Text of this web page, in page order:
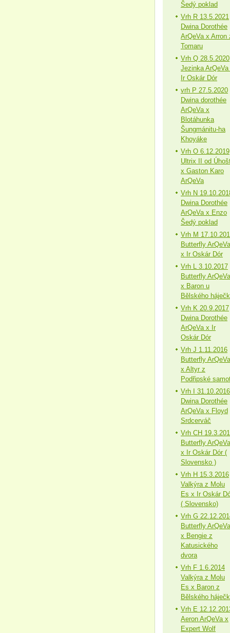
Šedý poklad
Vrh R 13.5.2021
Dwina Dorothée
ArQeVa x Arron
Tomaru
Vrh Q 28.5.2020
Jezinka ArQeVa
Ir Oskár Dór
vrh P 27.5.2020
Dwina dorothée
ArQeVa x
Blotáhunka
Šungmánitu-ha
Khoyáke
Vrh O 6.12.2019
Ultrix II od
x Gaston Karo
ArQeVa
Vrh N
Dwina Dorothée
ArQeVa x Enzo
Šedý poklad
Vrh M
Butterfly ArQeVa
x Ir Oskár Dór
Vrh L 3.10.2017
Butterfly ArQeVa
x Baron u
Bělského
Vrh K 20.9.2017
Dwina Dorothée
ArQeVa x Ir
Oskár Dór
Vrh J 1.11.2016
Butterfly ArQeVa
x Altyr z
Podřipské
Vrh I 31.10.2016
Dwina Dorothée
ArQeVa x Floyd
Srdcerváč
Vrh CH
Butterfly ArQeVa
x Ir Oskár Dór (
Slovensko )
Vrh H 15.3.2016
Valkýra z Molu
Es x Ir Oskár
( Slovensko)
Vrh G
Butterfly ArQeVa
x Bengie z
Katusického
dvora
Vrh F 1.6.2014
Valkýra z Molu
Es x Baron z
Bělského
Vrh E
Aeron ArQeVa x
Expert Wolf